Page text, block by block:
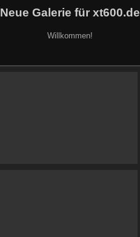
Neue Galerie für xt600.de
Willkommen!